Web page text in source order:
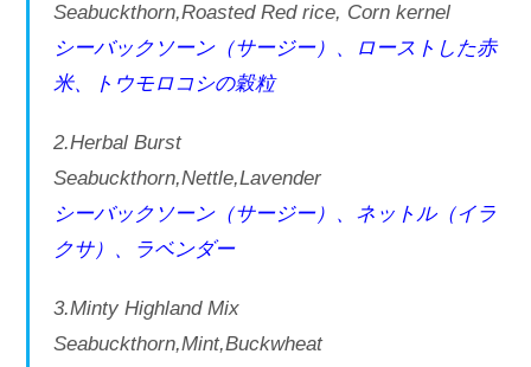
Seabuckthorn,Roasted Red rice, Corn kernel
シーバックソーン（サージー）、ローストした赤
米、トウモロコシの穀粒
2.Herbal Burst
Seabuckthorn,Nettle,Lavender
シーバックソーン（サージー）、ネットル（イラ
クサ）、ラベンダー
3.Minty Highland Mix
Seabuckthorn,Mint,Buckwheat